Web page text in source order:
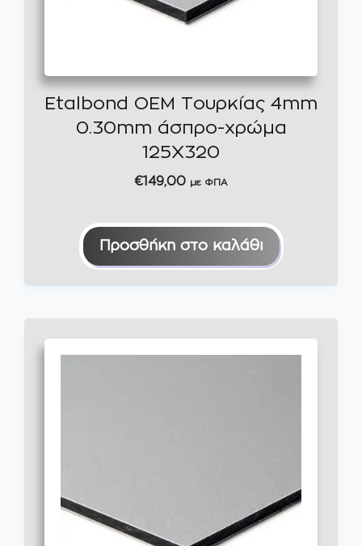
Etalbond OEM Τουρκίας 4mm
0.30mm άσπρο-χρώμα
125Χ320
€149,00 με ΦΠΑ
Προσθήκη στο καλάθι